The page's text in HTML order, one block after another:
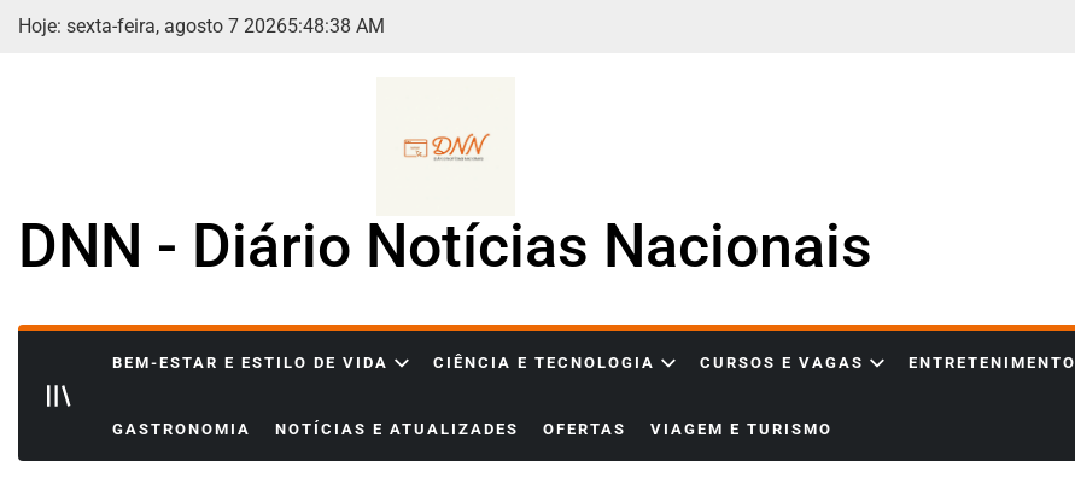
Skip
Hoje: sexta-feira, agosto 7 20265:48:39 AM
DNN - Diário Notícias Nacionais
BEM-ESTAR E ESTILO DE VIDA CIÊNCIA E TECNOLOGIA CURSOS E VAGAS ENTRETENIMENTO
GASTRONOMIA NOTÍCIAS E ATUALIZADES OFERTAS VIAGEM E TURISMO